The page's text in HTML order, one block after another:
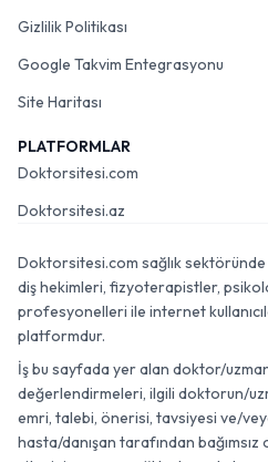
Gizlilik Politikası
Google Takvim Entegrasyonu
Site Haritası
PLATFORMLAR
Doktorsitesi.com
Doktorsitesi.az
Doktorsitesi.com sağlık
diş hekimleri, fizyoterapistler,
profesyonelleri ile internet
platformdur.
İş bu sayfada yer alan doktor/
değerlendirmeleri, ilgili doktorun/
emri, talebi, önerisi, tavsiyesi ve/
hasta/danışan tarafından bağımsız